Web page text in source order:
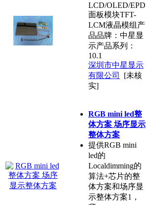
LCD/OLED/EPD
面板模块TFT-
LCM液晶模组产
品品牌：中星显
示产品系列：
10.1
深圳市中星显示
有限公司
[未核
实]
RGB mini led整
体方案 场序显示
整体方案
提供RGB mini
led的
Localdimming的
算法+芯片的整
体方案和场序显
示整体方案1，